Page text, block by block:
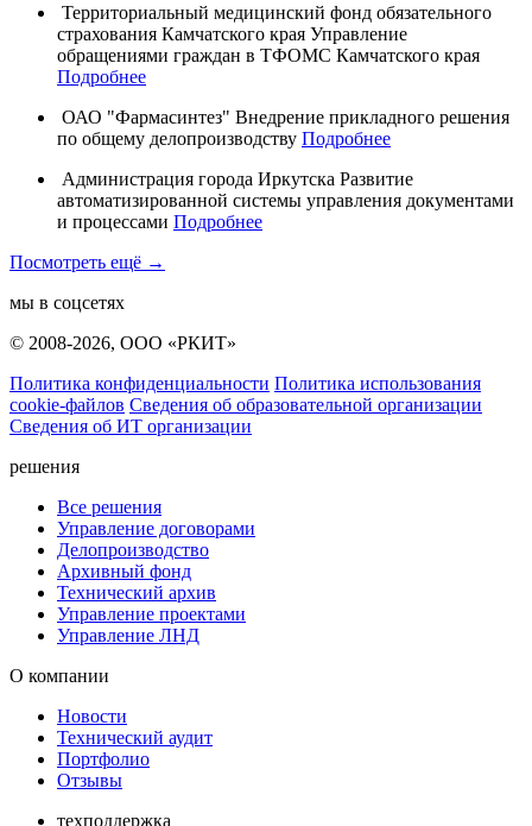
Территориальный медицинский фонд обязательного
страхования Камчатского края Управление
обращениями граждан в ТФОМС Камчатского края
Подробнее
ОАО "Фармасинтез" Внедрение прикладного решения
по общему делопроизводству Подробнее
Администрация города Иркутска Развитие
автоматизированной системы управления документами
и процессами Подробнее
Посмотреть ещё →
мы в соцсетях
© 2008-2026, ООО «РКИТ»
Политика конфиденциальности Политика использования
cookie-файлов Сведения об образовательной организации
Сведения об ИТ организации
решения
Все решения
Управление договорами
Делопроизводство
Архивный фонд
Технический архив
Управление проектами
Управление ЛНД
О компании
Новости
Технический аудит
Портфолио
Отзывы
техподдержка